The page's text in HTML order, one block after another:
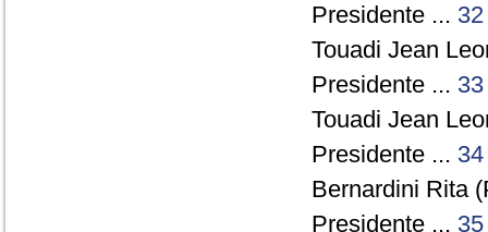
Presidente ... 32
Touadi Jean
Presidente ... 33
Touadi Jean
Presidente ... 34
Bernardini Rita
Presidente ... 35